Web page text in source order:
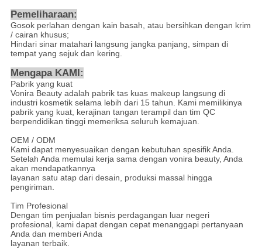
Pemeliharaan:
Gosok perlahan dengan kain basah, atau bersihkan dengan krim
/ cairan khusus;
Hindari sinar matahari langsung jangka panjang, simpan di
tempat yang sejuk dan kering.
Mengapa KAMI:
Pabrik yang kuat
Vonira Beauty adalah pabrik tas kuas makeup langsung di
industri kosmetik selama lebih dari 15 tahun. Kami memilikinya
pabrik yang kuat, kerajinan tangan terampil dan tim QC
berpendidikan tinggi memeriksa seluruh kemajuan.
OEM / ODM
Kami dapat menyesuaikan dengan kebutuhan spesifik Anda.
Setelah Anda memulai kerja sama dengan vonira beauty, Anda
akan mendapatkannya
layanan satu atap dari desain, produksi massal hingga
pengiriman.
Tim Profesional
Dengan tim penjualan bisnis perdagangan luar negeri
profesional, kami dapat dengan cepat menanggapi pertanyaan
Anda dan memberi Anda
layanan terbaik.